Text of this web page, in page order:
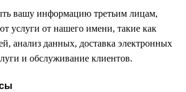
вашу информацию третьим лицам,
услуги от нашего имени, такие как
анализ данных, доставка электронных
и обслуживание клиентов.